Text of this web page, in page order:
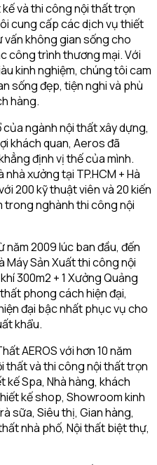
và thi công nội thất trọn
cung cấp các dịch vụ thiết
không gian sống cho
công trình thương mại. Với
kinh nghiệm, chúng tôi cam
sống đẹp, tiện nghi và phù
hàng.
ngành nội thất xây dựng,
khách quan, Aeros đã
định vị thế của mình.
xưởng tại TP.HCM + Hà
200 kỹ thuật viên và 20 kiến
trong nghành thi công nội
2009 lúc ban đầu, đến
Máy Sản Xuất thi công nội
300m2 + 1 Xưởng Quảng
phong cách hiện đại,
đại bậc nhất phục vụ cho
khẩu.
AEROS với hơn 10 năm
thất và thi công nội thất trọn
Spa, Nhà hàng, khách
kế shop, Showroom kinh
sữa, Siêu thị, Gian hàng,
nhà phố, Nội thất biệt thự,